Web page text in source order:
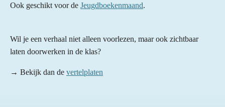
Ook geschikt voor de Jeugdboekenmaand.
Wil je een verhaal niet alleen voorlezen, maar ook zichtbaar
laten doorwerken in de klas?
→ Bekijk dan de vertelplaten